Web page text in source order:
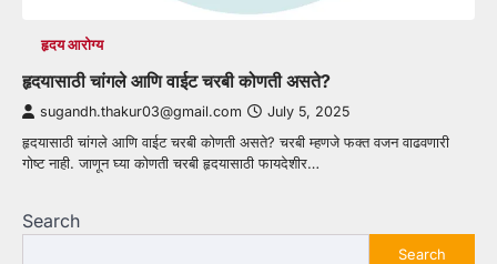
हृदय आरोग्य
हृदयासाठी चांगले आणि वाईट चरबी कोणती असते?
sugandh.thakur03@gmail.com July 5, 2025
हृदयासाठी चांगले आणि वाईट चरबी कोणती असते? चरबी म्हणजे फक्त वजन वाढवणारी
गोष्ट नाही. जाणून घ्या कोणती चरबी हृदयासाठी फायदेशीर…
Search
Search